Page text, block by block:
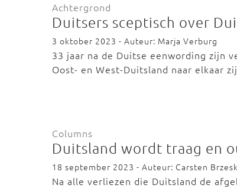
Achtergrond
Duitsers sceptisch over
3 oktober 2023 - Auteur: Marja Verburg
33 jaar na de Duitse eenwording zijn
Oost- en West-Duitsland naar elkaar
Columns
Duitsland wordt traag en
18 september 2023 - Auteur: Carsten
Na alle verliezen die Duitsland de